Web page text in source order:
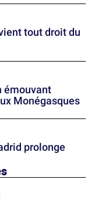
tout droit du
émouvant
Monégasques
prolonge